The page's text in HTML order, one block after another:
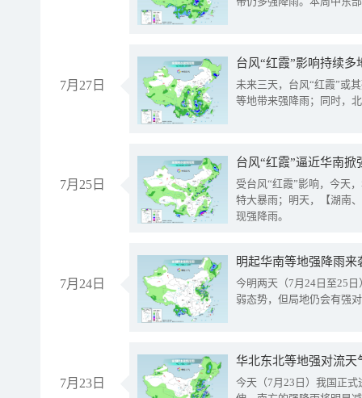
7月27日
台风“红霞”影响持续
未来三天，台风“红霞”或
等地带来强降雨；同时，
7月25日
台风“红霞”逼近华南
受台风“红霞”影响，今天
特大暴雨；明天，【湖南
现强降雨。
7月24日
明起华南等地强降雨
今明两天（7月24日至25
弱态势，但局地仍会有强
7月23日
华北东北等地强对流天
今天（7月23日）我国正